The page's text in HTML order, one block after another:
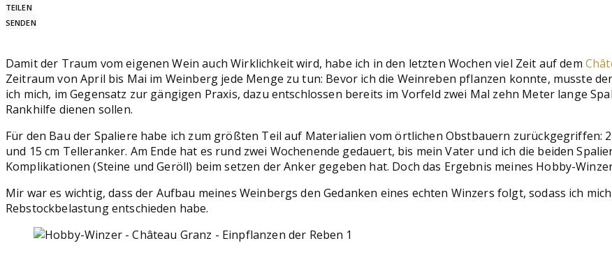
TEILEN
SENDEN
Damit der Traum vom eigenen Wein auch Wirklichkeit wird, habe ich in den letzten Wochen viel Zeit auf dem
Zeitraum von April bis Mai im Weinberg jede Menge zu tun: Bevor ich die Weinreben pflanzen konnte, musste
ich mich, im Gegensatz zur gängigen Praxis, dazu entschlossen bereits im Vorfeld zwei Mal zehn Meter lange
Rankhilfe dienen sollen.
Für den Bau der Spaliere habe ich zum größten Teil auf Materialien vom örtlichen Obstbauern zurückgegriffen:
und 15 cm Telleranker. Am Ende hat es rund zwei Wochenende gedauert, bis mein Vater und ich die beiden
Komplikationen (Steine und Geröll) beim setzen der Anker gegeben hat. Doch das Ergebnis meines Hobby-
Mir war es wichtig, dass der Aufbau meines Weinbergs den Gedanken eines echten Winzers folgt, sodass ich
Rebstockbelastung entschieden habe.